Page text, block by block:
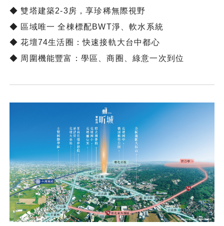
◆ 雙塔建築2-3房，享珍稀無際視野
◆ 區域唯一 全棟標配BWT淨、軟水系統
◆ 花壇74生活圈：快速接軌大台中都心
◆ 周圍機能豐富：學區、商圈、綠意一次到位